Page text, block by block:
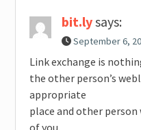
bit.lysays:
September 6,
Link exchange is
the other person’s
appropriate
place and other
of you.